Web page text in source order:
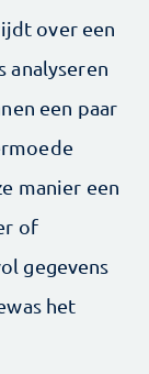
over een
analyseren
een paar
manier een
of
gegevens
het